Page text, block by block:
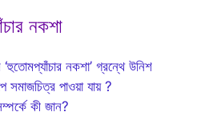
নকশা
নকশা’ গ্রন্থে উনিশ
সমাজচিত্র পাওয়া যায় ?
কী জান?